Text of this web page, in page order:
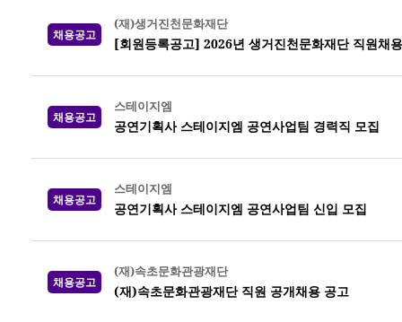
채용공고
(재)생거진천문화재단
[회원등록공고] 2026년 생거진천문화재단 직원채
채용공고
스테이지엠
공연기획사 스테이지엠 공연사업팀 경력직 모집
채용공고
스테이지엠
공연기획사 스테이지엠 공연사업팀 신입 모집
채용공고
(재)속초문화관광재단
(재)속초문화관광재단 직원 공개채용 공고